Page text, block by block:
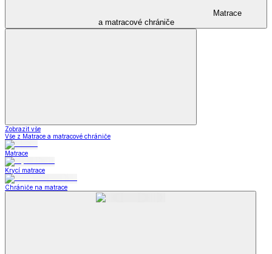
Matrace
a matracové chrániče
Zobrazit vše
Vše z Matrace a matracové chrániče
Matrace
Krycí matrace
Chrániče na matrace